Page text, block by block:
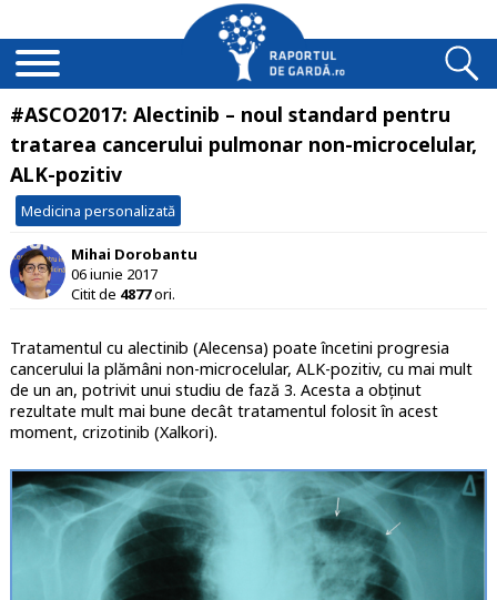
#ASCO2017: Alectinib – noul standard pentru
tratarea cancerului pulmonar non-microcelular,
ALK-pozitiv
Medicina personalizată
Mihai Dorobantu
06 iunie 2017
Citit de 4877ori.
Tratamentul cu alectinib (Alecensa) poate încetini progresia
cancerului la plămâni non-microcelular, ALK-pozitiv, cu mai mult
de un an, potrivit unui studiu de fază 3. Acesta a obținut
rezultate mult mai bune decât tratamentul folosit în acest
moment, crizotinib (Xalkori).